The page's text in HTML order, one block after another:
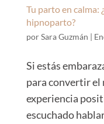
Tu parto en calma:
hipnoparto?
porSara Guzmán |
Si estás
para convertir el
experiencia
escuchado